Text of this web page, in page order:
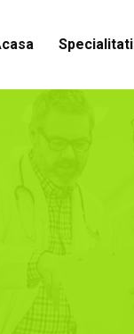
Specialitati